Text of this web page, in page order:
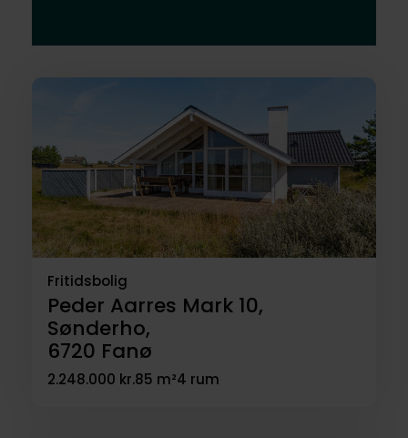
Fritidsbolig
Peder Aarres Mark 10,
Sønderho,
6720 Fanø
2.248.000 kr.85 m²4 rum